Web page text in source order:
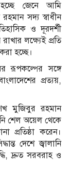
জেনে আমি
সদ্য স্বাধীন
ও দূরদর্শী
লক্ষ্যেই প্রতি
হচ্ছে।
রূপকল্পের সঙ্গে
প্রত্যয়,
মুজিবুর রহমান
শেল অয়েল থেকে
প্রতিষ্ঠা করেন।
দেশে জ্বালানি
দ্রুত সরবরাহ ও